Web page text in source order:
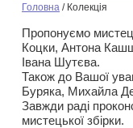
Головна / Колекція
Пропонуємо
Коцки, Антона
Івана Шутєва.
Також до Вашої
Буряка, Михайла
Завжди раді
мистецької збірки.